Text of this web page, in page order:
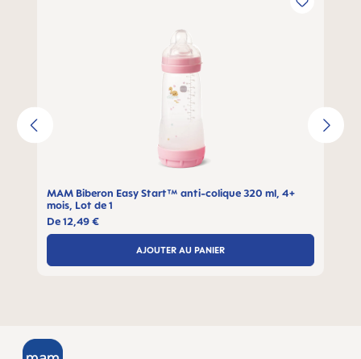
MAM Biberon Easy Start™ anti-colique 320 ml, 4+
mois, Lot de 1
De12,49 €
AJOUTER AU PANIER